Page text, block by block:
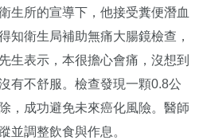
生所的宣導下，他接受糞便潛血
知衛生局補助無痛大腸鏡檢查，
生表示，本很擔心會痛，沒想到
有不舒服。檢查發現一顆0.8公
，成功避免未來癌化風險。醫師
並調整飲食與作息。